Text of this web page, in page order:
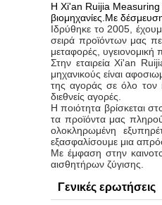
Η Xi'an Ruijia Measuring
βιομηχανίες.Με
Ιδρύθηκε το 2005,
σειρά προϊόντων μας
μεταφορές, υγειονομική
Στην εταιρεία Xi'an
μηχανικούς είναι
της αγοράς σε όλο τον
διεθνείς αγορές.
Η ποιότητα βρίσκεται
τα προϊόντα μας
ολοκληρωμένη
εξασφαλίσουμε μια
Με έμφαση στην
αισθητήρων ζύγισης.
Γενικές ερωτήσεις